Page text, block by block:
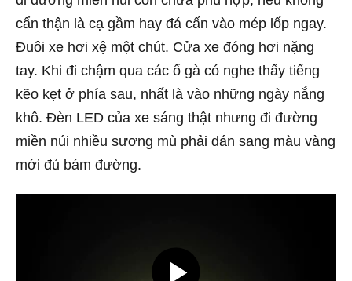
cẩn thận là cạ gầm hay đá cấn vào mép lốp ngay.
Đuôi xe hơi xệ một chút. Cửa xe đóng hơi nặng
tay. Khi đi chậm qua các ổ gà có nghe thấy tiếng
kẽo kẹt ở phía sau, nhất là vào những ngày nắng
khô. Đèn LED của xe sáng thật nhưng đi đường
miền núi nhiều sương mù phải dán sang màu vàng
mới đủ bám đường.